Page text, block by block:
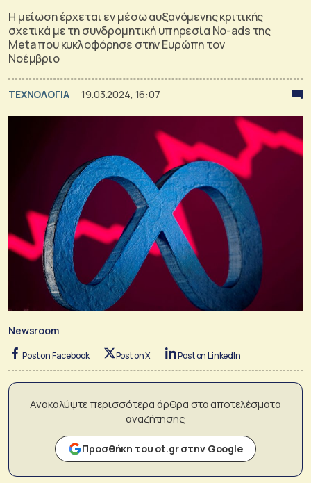
Η μείωση έρχεται εν μέσω αυξανόμενης κριτικής
σχετικά με τη συνδρομητική υπηρεσία No-ads της
Meta που κυκλοφόρησε στην Ευρώπη τον
Νοέμβριο
ΤΕΧΝΟΛΟΓΙΑ 19.03.2024, 16:07
Newsroom
Post on Facebook Post on X Post on LinkedIn
Ανακαλύψτε περισσότερα άρθρα στα αποτελέσματα
αναζήτησης
Προσθήκη του ot.gr στην Google